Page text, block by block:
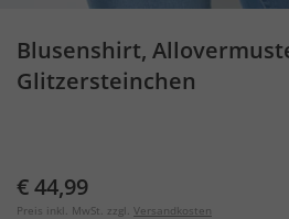
Blusenshirt,
Glitzersteinchen
€ 44,99
Preis inkl. MwSt. zzgl. Versandkosten